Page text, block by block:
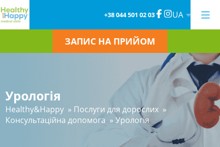
+38 044 501 02 03 UA
ЗАПИС НА ПРИЙОМ
Урологія
Healthy&Happy » Послуги для дорослих »
Консультаційна допомога »Урологія